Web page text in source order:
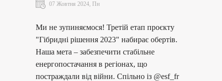
07 Жовтня 2024, Пн
Ми не зупиняємося! Третій етап проєкту
"Гібридні рішення 2023" набирає обертів.
Наша мета – забезпечити стабільне
енергопостачання в регіонах, що
постраждали від війни. Спільно із @esf_fr